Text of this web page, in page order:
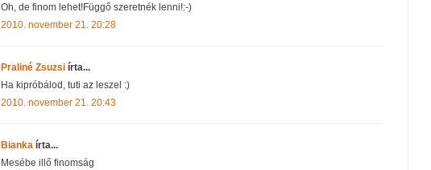
Oh, de finom lehet!Függő szeretnék lenni!:-)
2010. november 21. 20:28
Praliné Zsuzsi írta...
Ha kipróbálod, tuti az leszel :)
2010. november 21. 20:43
Bianka írta...
Mesébe illő finomság